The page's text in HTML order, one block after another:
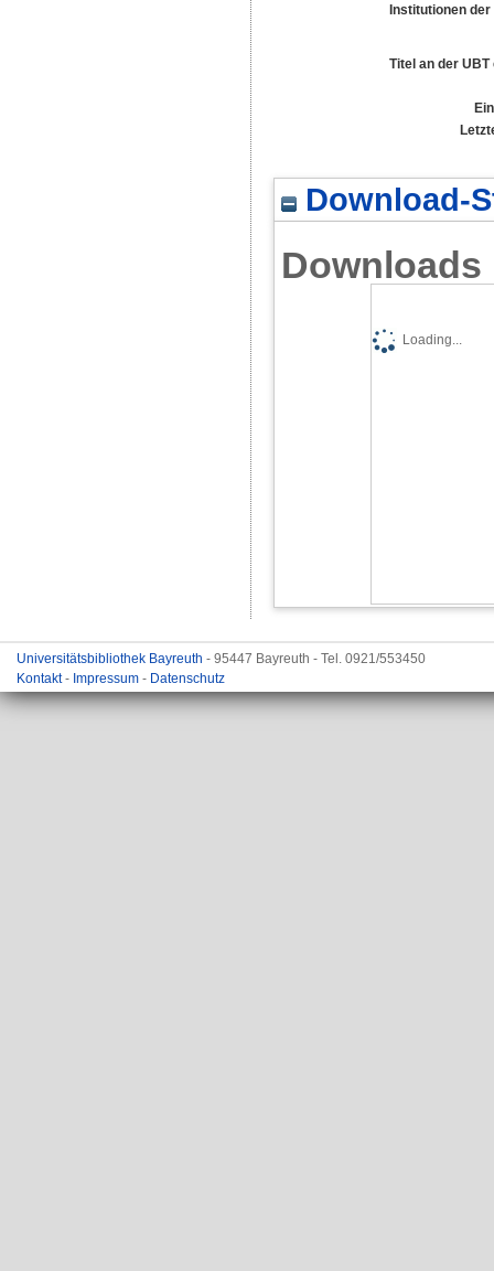
Institutionen
Titel an der
Download-
Downloads
Loading...
Universitätsbibliothek Bayreuth - 95447 Bayreuth - Tel. 0921/553450
Kontakt- Impressum - Datenschutz